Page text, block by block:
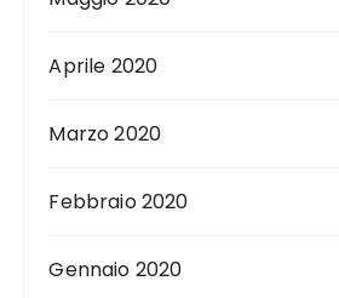
Aprile 2020
Marzo 2020
Febbraio 2020
Gennaio 2020